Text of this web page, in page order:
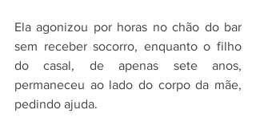
Ela agonizou por horas no chão do bar
sem receber socorro, enquanto o filho
do casal, de apenas sete anos,
permaneceu ao lado do corpo da mãe,
pedindo ajuda.